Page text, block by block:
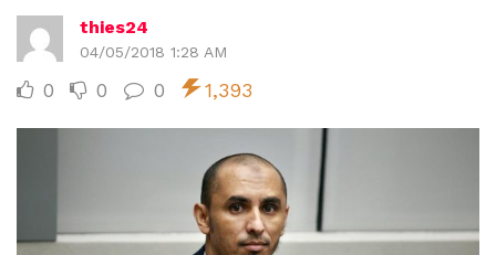
thies24
04/05/2018 1:28 AM
0 0 0 1,393